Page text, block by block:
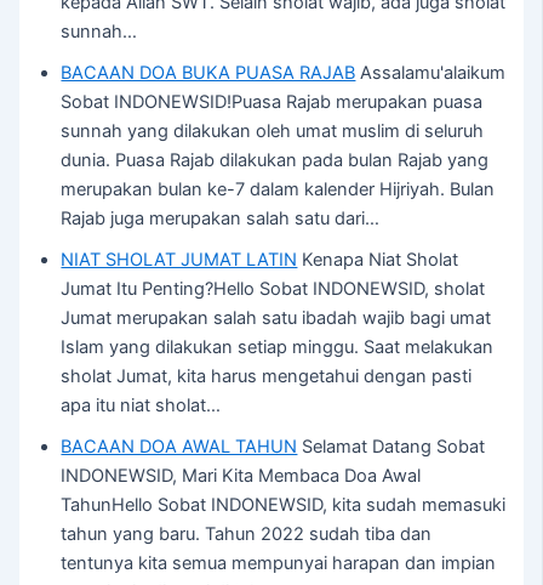
sunnah…
BACAAN DOA BUKA PUASA RAJAB Assalamu'alaikum
Sobat INDONEWSID!Puasa Rajab merupakan puasa
sunnah yang dilakukan oleh umat muslim di seluruh
dunia. Puasa Rajab dilakukan pada bulan Rajab yang
merupakan bulan ke-7 dalam kalender Hijriyah. Bulan
Rajab juga merupakan salah satu dari…
NIAT SHOLAT JUMAT LATIN Kenapa Niat Sholat
Jumat Itu Penting?Hello Sobat INDONEWSID, sholat
Jumat merupakan salah satu ibadah wajib bagi umat
Islam yang dilakukan setiap minggu. Saat melakukan
sholat Jumat, kita harus mengetahui dengan pasti
apa itu niat sholat…
BACAAN DOA AWAL TAHUN Selamat Datang Sobat
INDONEWSID, Mari Kita Membaca Doa Awal
TahunHello Sobat INDONEWSID, kita sudah memasuki
tahun yang baru. Tahun 2022 sudah tiba dan
tentunya kita semua mempunyai harapan dan impian